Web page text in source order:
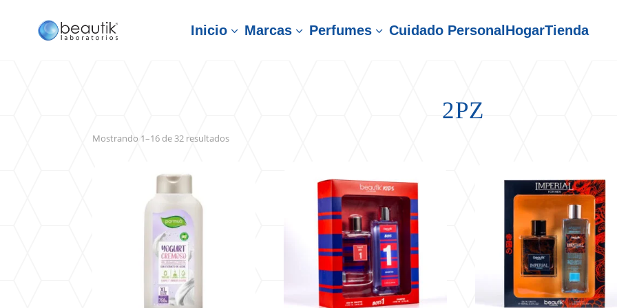
Inicio3 Marcas3 Perfumes3 Cuidado PersonalHogarTienda
2PZ
Mostrando 1–16 de 32 resultadosSorted